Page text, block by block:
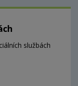
službách